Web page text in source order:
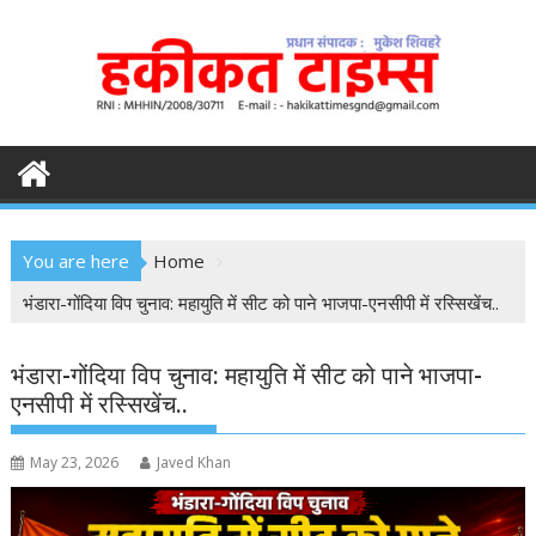
o
You are here
Home
भंडारा-गोंदिया विप चुनाव: महायुति में सीट को पाने भाजपा-एनसीपी में रस्सिखेंच..
भंडारा-गोंदिया विप चुनाव: महायुति में सीट को पाने भाजपा-
एनसीपी में रस्सिखेंच..
May 23, 2026 Javed Khan